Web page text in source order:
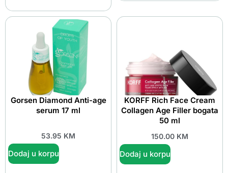
Gorsen Diamond Anti-age
serum 17 ml
53.95 KM
Dodaj u korpu
KORFF Rich Face Cream
Collagen Age Filler bogata
50 ml
150.00 KM
Dodaj u korpu